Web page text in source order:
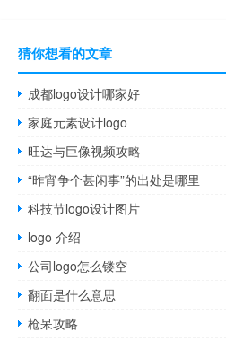
猜你想看的文章
成都logo设计哪家好
家庭元素设计logo
旺达与巨像视频攻略
“昨宵争个甚闲事”的出处是哪里
科技节logo设计图片
logo 介绍
公司logo怎么镂空
翻面是什么意思
枪呆攻略